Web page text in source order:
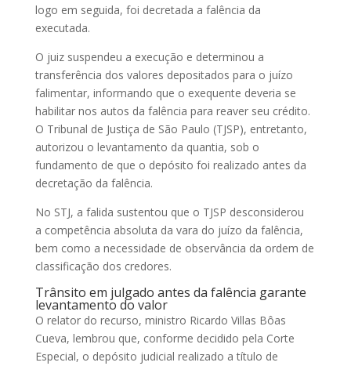
logo em seguida, foi decretada a falência da
executada.
O juiz suspendeu a execução e determinou a
transferência dos valores depositados para o juízo
falimentar, informando que o exequente deveria se
habilitar nos autos da falência para reaver seu crédito.
O Tribunal de Justiça de São Paulo (TJSP), entretanto,
autorizou o levantamento da quantia, sob o
fundamento de que o depósito foi realizado antes da
decretação da falência.
No STJ, a falida sustentou que o TJSP desconsiderou
a competência absoluta da vara do juízo da falência,
bem como a necessidade de observância da ordem de
classificação dos credores.
Trânsito em julgado antes da falência garante
levantamento do valor
O relator do recurso, ministro Ricardo Villas Bôas
Cueva, lembrou que, conforme decidido pela Corte
Especial, o depósito judicial realizado a título de